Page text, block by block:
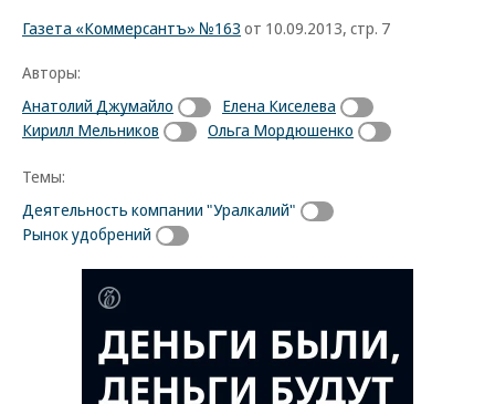
Газета «Коммерсантъ» №163 от 10.09.2013, стр. 7
Авторы:
Анатолий Джумайло
Елена Киселева
Кирилл Мельников
Ольга Мордюшенко
Темы:
Деятельность компании "Уралкалий"
Рынок удобрений